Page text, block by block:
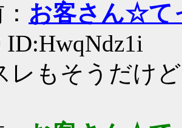
お客さん☆て
ID:HwqNdz1i
レもそうだけ